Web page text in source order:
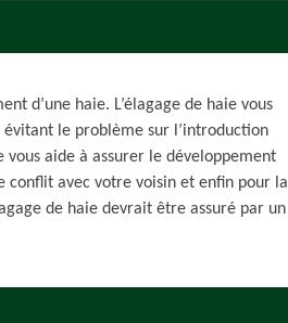
d’une haie. L’élagage de haie vous
le problème sur l’introduction
vous aide à assurer le développement
conflit avec votre voisin et enfin pour la
de haie devrait être assuré par un